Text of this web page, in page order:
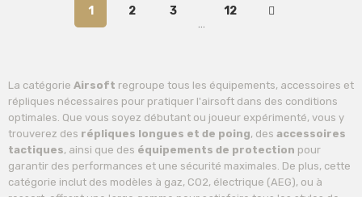
1 2 3 12
La catégorie Airsoft regroupe tous les équipements, accessoires et
répliques nécessaires pour pratiquer l'airsoft dans des conditions
optimales. Que vous soyez débutant ou joueur expérimenté, vous y
trouverez des répliques longues et de poing, des accessoires
tactiques, ainsi que des équipements de protection pour
garantir des performances et une sécurité maximales. De plus, cette
catégorie inclut des modèles à gaz, CO2, électrique (AEG), ou à